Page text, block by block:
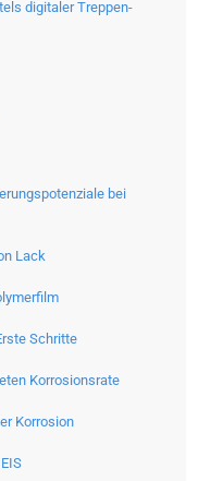
digitaler Treppen-
bei
Lack
Schritte
Korrosionsrate
Korrosion